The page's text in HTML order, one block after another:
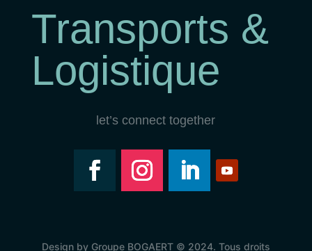
Transports &
Logistique
let’s connect together
Design by Groupe BOGAERT © 2024. Tous droits